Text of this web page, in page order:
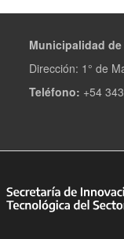
Municipalidad de
Dirección: 1° de
Teléfono: +54